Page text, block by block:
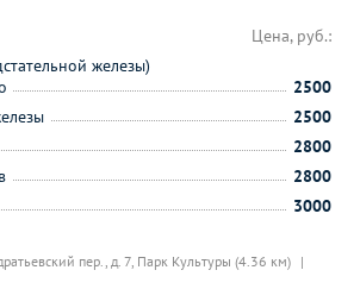
пер., д. 7, Парк Культуры (4.36 км)
Цена, руб.:
железы)
2500
2500
2800
2800
3000